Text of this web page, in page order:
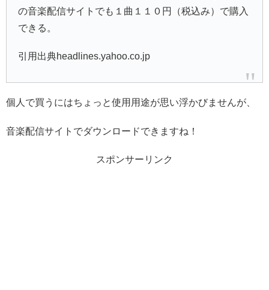
の音楽配信サイトでも１曲１１０円（税込み）で購入
できる。
引用出典headlines.yahoo.co.jp
個人で買うにはちょっと使用用途が思い浮かびませんが、
音楽配信サイトでダウンロードできますね！
スポンサーリンク